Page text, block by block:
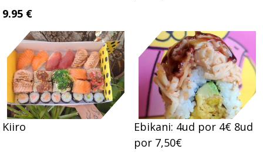
9.95 €
Kiiro
Ebikani: 4ud por 4€ 8ud
por 7,50€